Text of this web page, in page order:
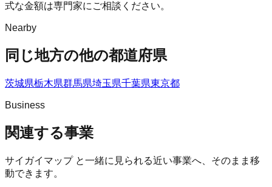
式な金額は専門家にご相談ください。
Nearby
同じ地方の他の都道府県
茨城県栃木県群馬県埼玉県千葉県東京都
Business
関連する事業
サイガイマップと一緒に見られる近い事業へ、そのまま移
動できます。